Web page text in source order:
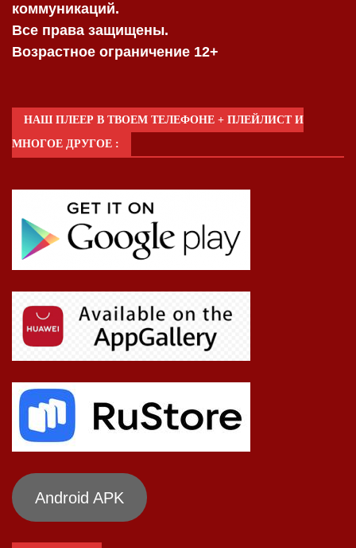
коммуникаций.
Все права защищены.
Возрастное ограничение 12+
НАШ ПЛЕЕР В ТВОЕМ ТЕЛЕФОНЕ + ПЛЕЙЛИСТ И
МНОГОЕ ДРУГОЕ :
Android APK